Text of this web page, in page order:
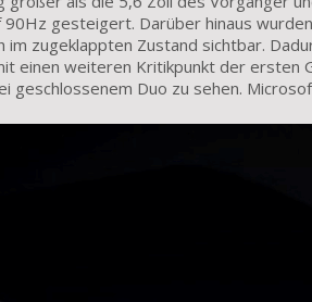
gesteigert. Darüber hinaus
im zugeklappten Zustand sichtbar.
einen weiteren Kritikpunkt der ersten
geschlossenem Duo zu sehen.